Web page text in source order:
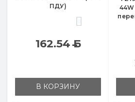
ПДУ)
162.54Б
В КОРЗИНУ